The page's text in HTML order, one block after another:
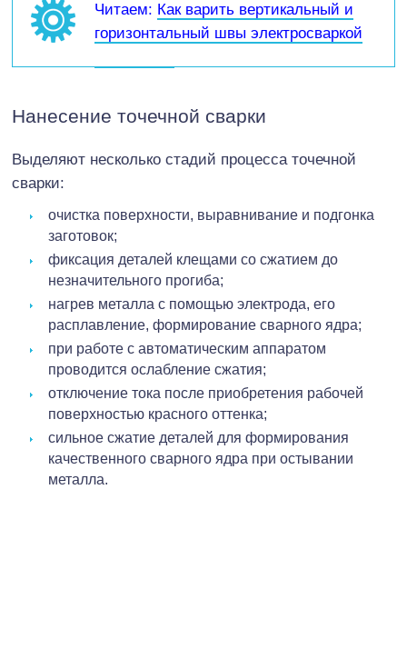
Читаем: Как варить вертикальный и
горизонтальный швы электросваркой
Нанесение точечной сварки
Выделяют несколько стадий процесса точечной
сварки:
очистка поверхности, выравнивание и подгонка
заготовок;
фиксация деталей клещами со сжатием до
незначительного прогиба;
нагрев металла с помощью электрода, его
расплавление, формирование сварного ядра;
при работе с автоматическим аппаратом
проводится ослабление сжатия;
отключение тока после приобретения рабочей
поверхностью красного оттенка;
сильное сжатие деталей для формирования
качественного сварного ядра при остывании
металла.